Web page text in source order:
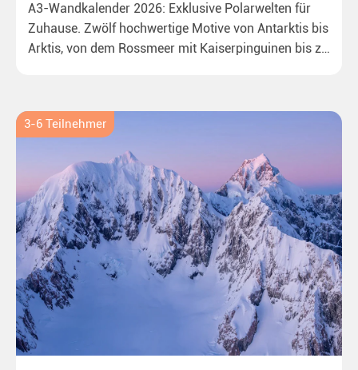
A3-Wandkalender 2026: Exklusive Polarwelten für
Zuhause. Zwölf hochwertige Motive von Antarktis bis
Arktis, von dem Rossmeer mit Kaiserpinguinen bis zu
3-6 Teilnehmer